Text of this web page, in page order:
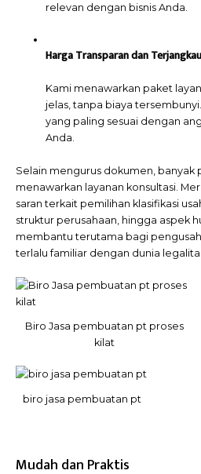
relevan dengan bisnis Anda.
Harga Transparan dan
Kami menawarkan paket
jelas, tanpa biaya
yang paling sesuai dengan
Anda.
Selain mengurus dokumen, banyak
menawarkan layanan konsultasi.
saran terkait pemilihan klasifikasi
struktur perusahaan, hingga aspek
membantu terutama bagi
terlalu familiar dengan dunia
Biro Jasa pembuatan pt proses
kilat
biro jasa pembuatan pt
Mudah dan Praktis